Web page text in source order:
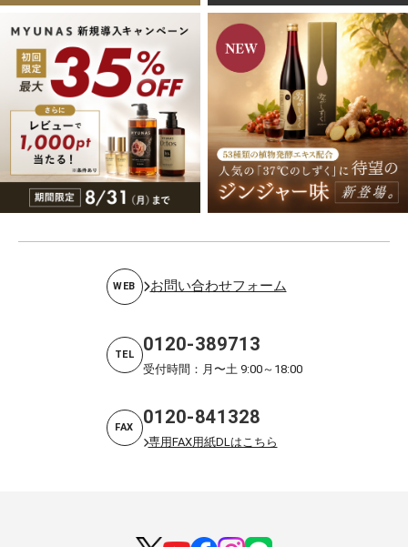
WEB お問い合わせフォーム
TEL 0120-389713
受付時間：月〜土 9:00～18:00
FAX 0120-841328
専用FAX用紙DLはこちら